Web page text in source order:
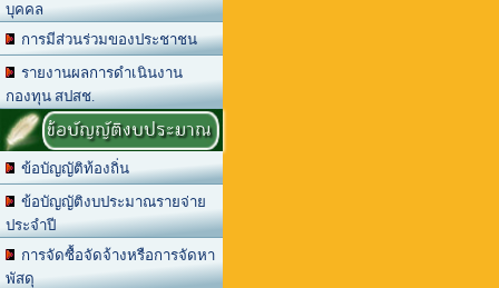
บุคคล
การมีส่วนร่วมของประชาชน
รายงานผลการดำเนินงาน
กองทุน สปสช.
ข้อบัญญัติงบประมาณ
ข้อบัญญัติท้องถิ่น
ข้อบัญญัติงบประมาณรายจ่าย
ประจำปี
การจัดซื้อจัดจ้างหรือการจัดหา
พัสดุ